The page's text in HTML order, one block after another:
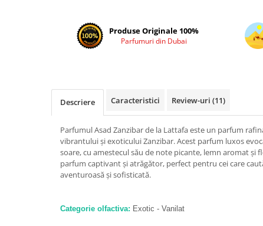
Athoor Al Alam
Fragrance World
French Avenue
Produse Originale 100%
Parfumuri din Dubai
Descriere Caracteristici Review-uri (11)
Parfumul Asad Zanzibar de la Lattafa este un parfum
vibrantului și exoticului Zanzibar. Acest parfum luxos
soare, cu amestecul său de note picante, lemn aromat și
parfum captivant și atrăgător, perfect pentru cei care
aventuroasă și sofisticată.
Categorie olfactiva: Exotic - Vanilat